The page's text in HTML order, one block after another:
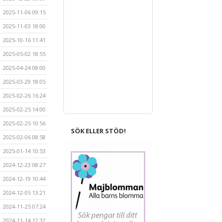
2025-11-06 09:15
2025-11-03 18:00
2025-10-16 11:41
2025-05-02 18:55
2025-04-24 08:00
2025-03-29 18:05
2025-02-26 16:24
2025-02-25 14:00
2025-02-25 10:56
2025-02-06 08:58
2025-01-14 10:53
2024-12-23 08:27
2024-12-19 10:44
2024-12-05 13:21
2024-11-25 07:24
2024-11-14 12:32
SÖK ELLER STÖD!